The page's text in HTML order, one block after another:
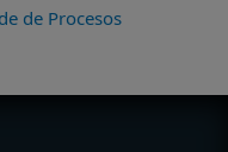
de Procesos